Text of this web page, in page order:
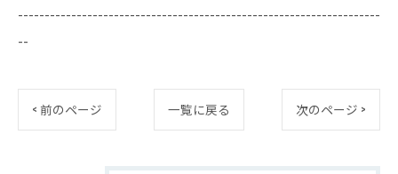
--------------------------------------------------------------------
--
< 前のページ 一覧に戻る 次のページ >